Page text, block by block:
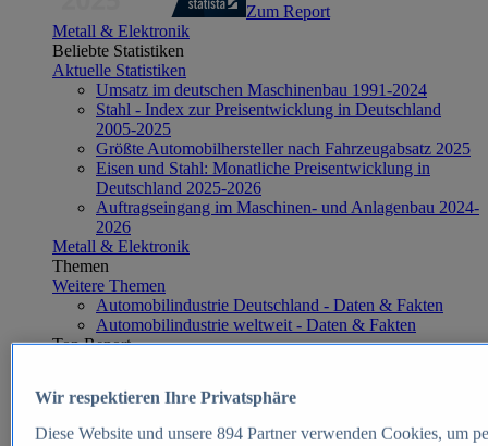
Zum Report
Metall & Elektronik
Beliebte Statistiken
Aktuelle Statistiken
Umsatz im deutschen Maschinenbau 1991-2024
Stahl - Index zur Preisentwicklung in Deutschland
2005-2025
Größte Automobilhersteller nach Fahrzeugabsatz 2025
Eisen und Stahl: Monatliche Preisentwicklung in
Deutschland 2025-2026
Auftragseingang im Maschinen- und Anlagenbau 2024-
2026
Metall & Elektronik
Themen
Weitere Themen
Automobilindustrie Deutschland - Daten & Fakten
Automobilindustrie weltweit - Daten & Fakten
Top Report
Wir respektieren Ihre Privatsphäre
Diese Website und unsere 894Partner verwenden Cookies, um